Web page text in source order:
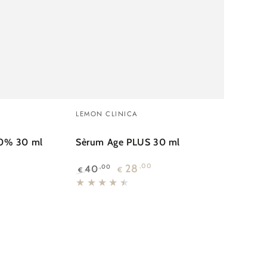
30 ml
Sèrum
PLUS
30
ml
Venedor:
LEMON CLINICA
Sèrum Age PLUS 30 ml
Preu
€ 40,00
Preu
€ 28 ,00